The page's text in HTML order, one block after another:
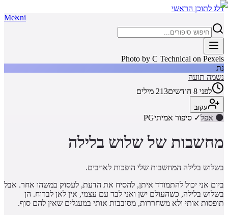
דלג לתוכן הראשי
Meאni
Photo by C Technical on Pexels
נת
נשמה תועה
לפני 8 חודשים
213 מילים
עקוב
🌑 אפל✓ סיפור אמיתיPG
מחשבות של שלוש בלילה
בשלוש בלילה המחשבות שלי הופכות לאויבים.
ביום אני יכול להתמודד איתן, להסיח את הדעת, לעסוק במשהו אחר. אבל
בשלוש בלילה, כשהעולם ישן ואני לבד עם עצמי, אין לאן לברוח. הן
תופסות אותי ולא משחררות, מסובבות אותי במעגלים שאין להם סוף.